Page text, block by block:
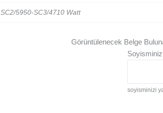
SC2/5950-SC3/4710 Watt
Görüntülenecek Belge
Soyisminiz
soyisminizi